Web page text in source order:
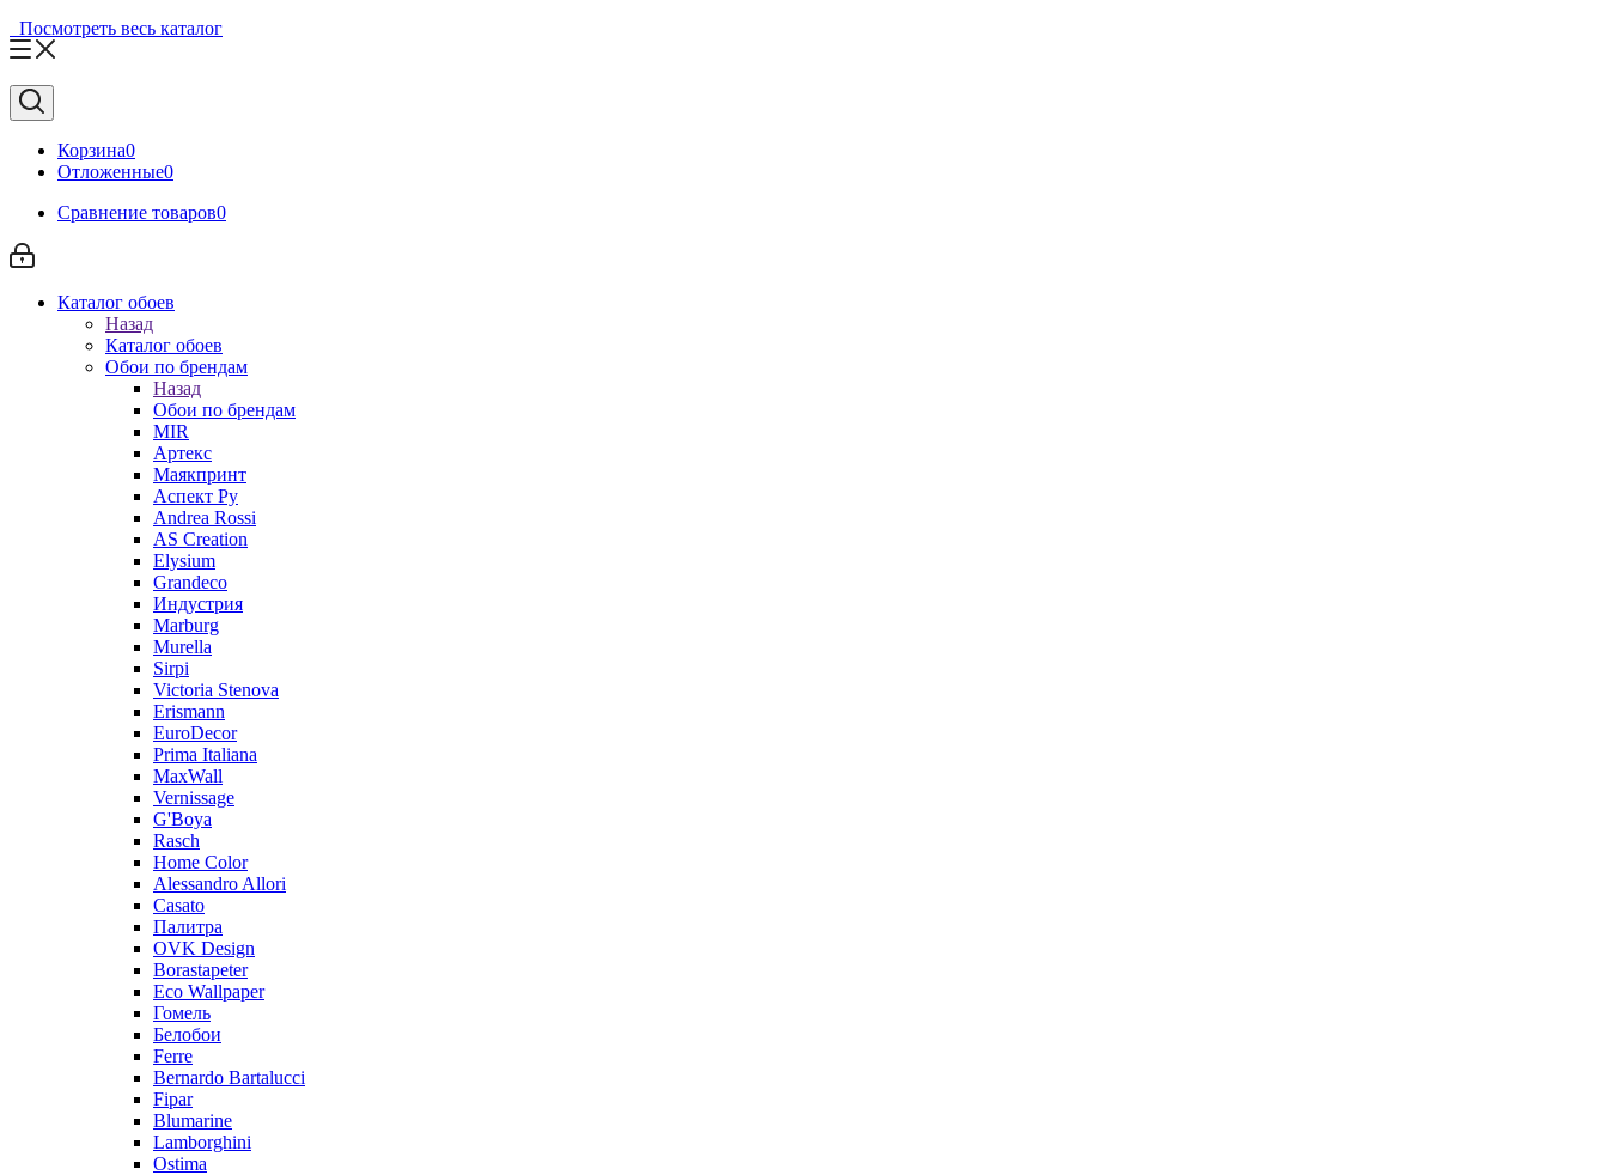
Посмотреть весь каталог
Корзина0
Отложенные0
Сравнение товаров0
Каталог обоев
Назад
Каталог обоев
Обои по брендам
Назад
Обои по брендам
MIR
Артекс
Маякпринт
Аспект Ру
Andrea Rossi
AS Creation
Elysium
Grandeco
Индустрия
Marburg
Murella
Sirpi
Victoria Stenova
Erismann
EuroDecor
Prima Italiana
MaxWall
Vernissage
G'Boya
Rasch
Home Color
Alessandro Allori
Casato
Палитра
OVK Design
Borastapeter
Eco Wallpaper
Гомель
Белобои
Ferre
Bernardo Bartalucci
Fipar
Blumarine
Lamborghini
Ostima